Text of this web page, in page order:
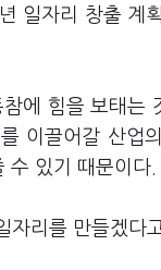
일자리 창출 계
에 힘을 보태는
이끌어갈 산업
수 있기 때문이다.
자리를 만들겠다